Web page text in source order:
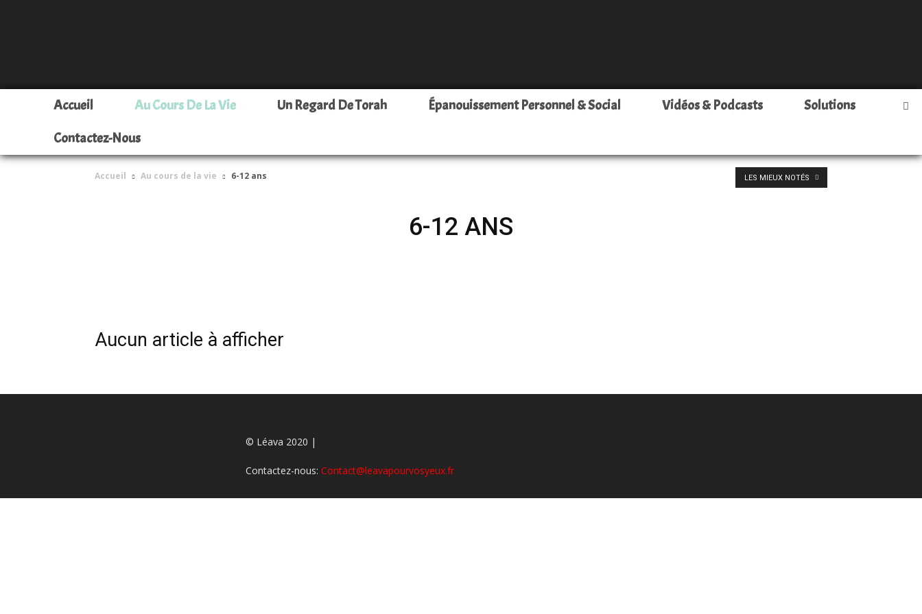
Leava
Accueil Au Cours De La Vie Un Regard De Torah Épanouissement Personnel & Social Vidéos & Podcasts
Solutions
Contactez-Nous
Accueil Au cours de la vie 6-12 ans
6-12 ANS
LES MIEUX NOTÉS
Aucun article à afficher
© Léava 2020 |
Contactez-nous: Contact@leavapourvosyeux.fr